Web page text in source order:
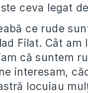
ceva legat
ce rude
Filat. Cât am
că suntem
interesam,
locuiau